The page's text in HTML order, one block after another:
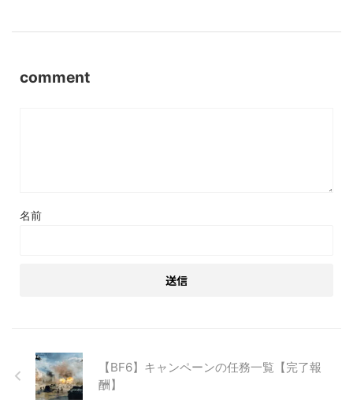
comment
名前
【BF6】キャンペーンの任務一覧【完了報
酬】